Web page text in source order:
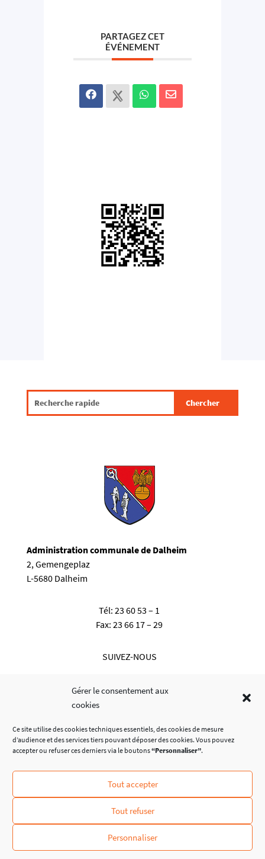
Gérer le consentement aux
cookies
Ce site utilise des cookies techniques essentiels, des cookies de mesure
d’audience et des services tiers pouvant déposer des cookies. Vous pouvez
accepter ou refuser ces derniers via le boutons“Personnaliser”.
Tout accepter
Tout refuser
Personnaliser
PARTAGEZ CET
ÉVÉNEMENT
Administration communale de Dalheim
2, Gemengeplaz
L-5680 Dalheim
Tél:23 60 53 – 1
Fax:23 66 17 – 29
SUIVEZ-NOUS